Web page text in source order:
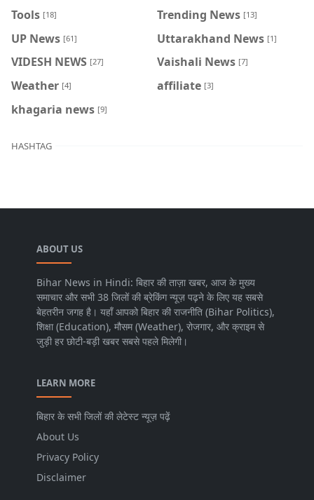
Tools [18] Trending News [13]
UP News [61] Uttarakhand News [1]
VIDESH NEWS [27] Vaishali News [7]
Weather [4] affiliate [3]
khagaria news [9]
HASHTAG
ABOUT US
Bihar News in Hindi: बिहार की ताज़ा खबर, आज के मुख्य
समाचार और सभी 38 जिलों की ब्रेकिंग न्यूज़ पढ़ने के लिए यह सबसे
बेहतरीन जगह है। यहाँ आपको बिहार की राजनीति (Bihar Politics),
शिक्षा (Education), मौसम (Weather), रोजगार, और क्राइम से
जुड़ी हर छोटी-बड़ी खबर सबसे पहले मिलेगी।
LEARN MORE
बिहार के सभी जिलों की लेटेस्ट न्यूज़ पढ़ें
About Us
Privacy Policy
Disclaimer